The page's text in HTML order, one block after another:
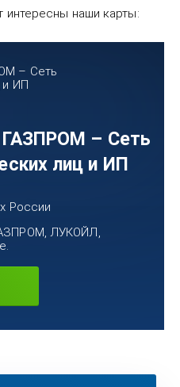
интересны наши карты:
ГАЗПРОМ – Сеть
лиц и ИП
России
ЛУКОЙЛ,